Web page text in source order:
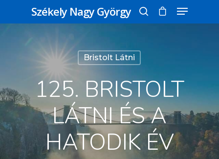
Üss egy entert a kereséshez, vagy nyomd
meg az ESC gombot a bezáráshoz
Székely Nagy György
Bristolt Látni
125. BRISTOLT
LÁTNI ÉS A
HATODIK ÉV